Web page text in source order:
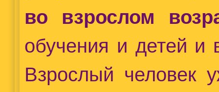
во взрослом
обучения и детей и
Взрослый человек